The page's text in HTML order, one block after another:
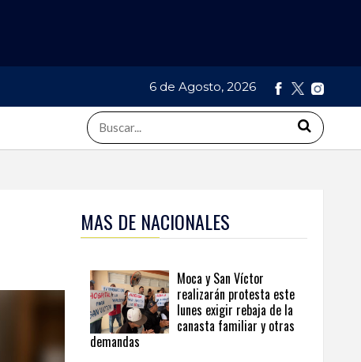
6 de Agosto, 2026
MAS DE NACIONALES
Moca y San Víctor
realizarán protesta este
lunes exigir rebaja de la
canasta familiar y otras
demandas